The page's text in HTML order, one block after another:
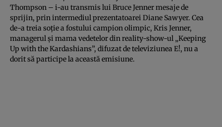
Thompson – i-au transmis lui Bruce Jenner mesaje de
sprijin, prin intermediul prezentatoarei Diane Sawyer. Cea
de-a treia soţie a fostului campion olimpic, Kris Jenner,
managerul şi mama vedetelor din reality-show-ul „Keeping
Up with the Kardashians”, difuzat de televiziunea E!, nu a
dorit să participe la această emisiune.